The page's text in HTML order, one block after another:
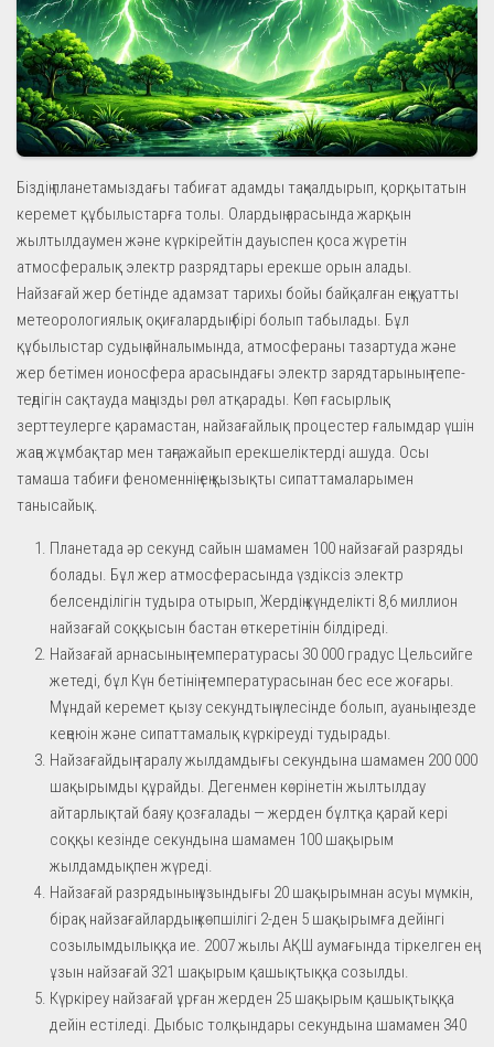
Біздің планетамыздағы табиғат адамды таңқалдырып, қорқытатын
керемет құбылыстарға толы. Олардың арасында жарқын
жылтылдаумен және күркірейтін дауыспен қоса жүретін
атмосфералық электр разрядтары ерекше орын алады.
Найзағай жер бетінде адамзат тарихы бойы байқалған ең қуатты
метеорологиялық оқиғалардың бірі болып табылады. Бұл
құбылыстар судың айналымында, атмосфераны тазартуда және
жер бетімен ионосфера арасындағы электр зарядтарының тепе-
теңдігін сақтауда маңызды рөл атқарады. Көп ғасырлық
зерттеулерге қарамастан, найзағайлық процестер ғалымдар үшін
жаңа жұмбақтар мен таңғажайып ерекшеліктерді ашуда. Осы
тамаша табиғи феноменнің ең қызықты сипаттамаларымен
танысайық.
Планетада әр секунд сайын шамамен 100 найзағай разряды
болады. Бұл жер атмосферасында үздіксіз электр
белсенділігін тудыра отырып, Жердің күнделікті 8,6 миллион
найзағай соққысын бастан өткеретінін білдіреді.
Найзағай арнасының температурасы 30 000 градус Цельсийге
жетеді, бұл Күн бетінің температурасынан бес есе жоғары.
Мұндай керемет қызу секундтың үлесінде болып, ауаның лезде
кеңеюін және сипаттамалық күркіреуді тудырады.
Найзағайдың таралу жылдамдығы секундына шамамен 200 000
шақырымды құрайды. Дегенмен көрінетін жылтылдау
айтарлықтай баяу қозғалады — жерден бұлтқа қарай кері
соққы кезінде секундына шамамен 100 шақырым
жылдамдықпен жүреді.
Найзағай разрядының ұзындығы 20 шақырымнан асуы мүмкін,
бірақ найзағайлардың көпшілігі 2-ден 5 шақырымға дейінгі
созылымдылыққа ие. 2007 жылы АҚШ аумағында тіркелген ең
ұзын найзағай 321 шақырым қашықтыққа созылды.
Күркіреу найзағай ұрған жерден 25 шақырым қашықтыққа
дейін естіледі. Дыбыс толқындары секундына шамамен 340